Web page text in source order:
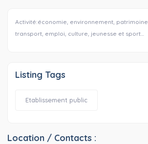
Activité:économie, environnement, patrimoine,
transport, emploi, culture, jeunesse et sport…
Listing Tags
Etablissement public
Location / Contacts :